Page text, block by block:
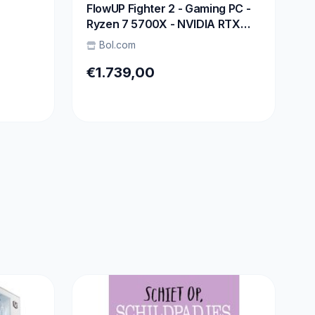
FlowUP Fighter 2 - Gaming PC -
Ryzen 7 5700X - NVIDIA RTX
5070 - 32GB - 1TB -
Bol.com
€1.739,00